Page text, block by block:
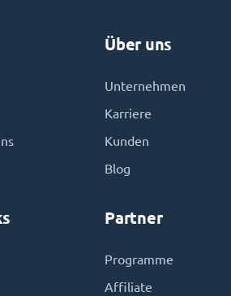
Über uns
Unternehmen
Karriere
Kunden
Blog
Partner
Programme
Affiliate